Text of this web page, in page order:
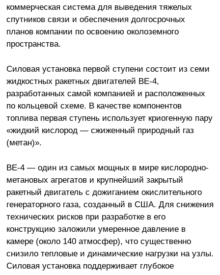
коммерческая система для выведения тяжелых
спутников связи и обеспечения долгосрочных
планов компании по освоению околоземного
пространства.
Силовая установка первой ступени состоит из семи
жидкостных ракетных двигателей BE-4,
разработанных самой компанией и расположенных
по кольцевой схеме. В качестве компонентов
топлива первая ступень использует криогенную пару
«жидкий кислород — сжиженный природный газ
(метан)».
BE-4 — один из самых мощных в мире кислородно-
метановых агрегатов и крупнейший закрытый
ракетный двигатель с дожиганием окислительного
генераторного газа, созданный в США. Для снижения
технических рисков при разработке в его
конструкцию заложили умеренное давление в
камере (около 140 атмосфер), что существенно
снизило тепловые и динамические нагрузки на узлы.
Силовая установка поддерживает глубокое